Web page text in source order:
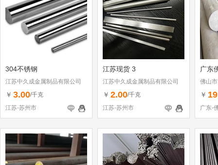
304不锈钢
江苏中久成金属制品有限公司
￥ 3.00/千克
江苏-苏州市
江苏现货 3
江苏中久成金属制品有限公司
￥ 2.00/千克
江苏-苏州市
广东
佛山
￥
广东-